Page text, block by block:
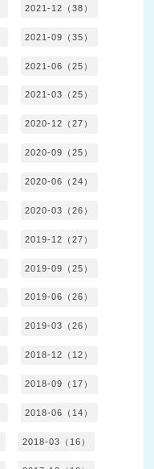
2021-12（38）
2021-09（35）
2021-06（25）
2021-03（25）
2020-12（27）
2020-09（25）
2020-06（24）
2020-03（26）
2019-12（27）
2019-09（25）
2019-06（26）
2019-03（26）
2018-12（12）
2018-09（17）
2018-06（14）
2018-03（16）